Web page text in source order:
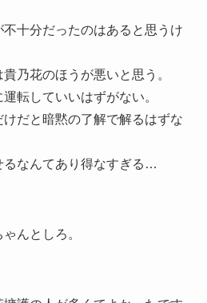
十分だったのはあると思うけ
乃花のほうが悪いと思う。
転していいはずがない。
だと暗黙の了解で解るはずな
るなんてあり得なすぎる…
んとしろ。